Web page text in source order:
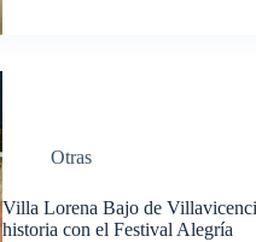
Otras
Villa Lorena Bajo de
historia con el Festival Alegría